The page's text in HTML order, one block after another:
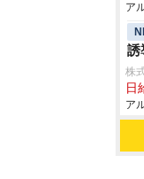
ア
誘
株
日
ア